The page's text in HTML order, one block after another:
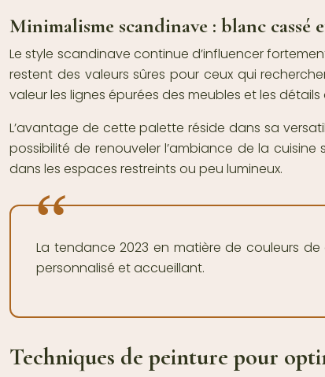
Minimalisme scandinave : blanc cassé
Le style scandinave continue d’influencer
restent des valeurs sûres pour ceux qui
valeur les lignes épurées des meubles et les
L’avantage de cette palette réside dans sa
possibilité de renouveler l’ambiance de la
dans les espaces restreints ou peu lumineux.
La tendance 2023 en matière de couleurs
personnalisé et accueillant.
Techniques de peinture pour